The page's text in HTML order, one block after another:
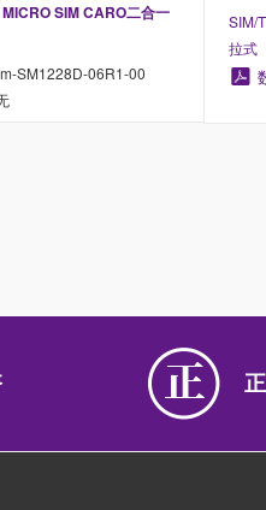
SIM CARO二合一
SM1228D-06R1-00
SIM/
拉式